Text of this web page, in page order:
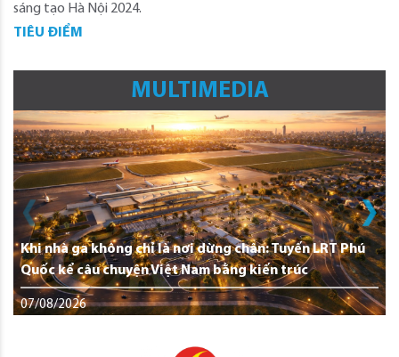
sáng tạo Hà Nội 2024.
TIÊU ĐIỂM
MULTIMEDIA
Khi nhà ga không chỉ là nơi dừng chân: Tuyến LRT Phú
Quốc kể câu chuyện Việt Nam bằng kiến trúc
07/08/2026